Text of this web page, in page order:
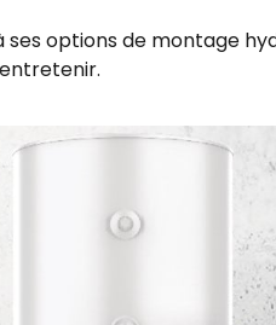
options de montage